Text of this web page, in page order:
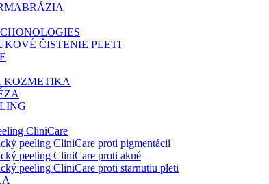
ČISTENIE PLETI
KOZMETIKA
CliniCare
peeling CliniCare proti pigmentácii
peeling CliniCare proti akné
peeling CliniCare proti starnutiu pleti